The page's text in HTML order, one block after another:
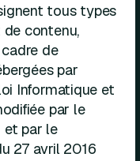
tous types
contenu,
de
par
Informatique et
par le
et par le
27 avril 2016